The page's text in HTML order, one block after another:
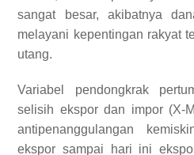
sangat besar, akibatnya
melayani kepentingan rakyat
utang.
Variabel pendongkrak
selisih ekspor dan impor (X-
antipenanggulangan
ekspor sampai hari ini